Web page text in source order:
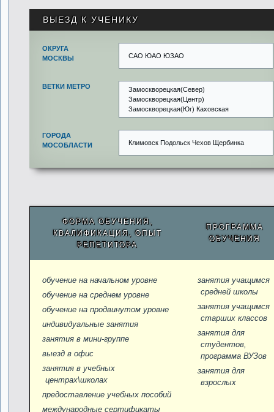
ВЫЕЗД К УЧЕНИКУ
ОКРУГА
МОСКВЫ
САО ЮАО ЮЗАО
ВЕТКИ МЕТРО
Замоскворецкая(Север)
Замоскворецкая(Центр)
Замоскворецкая(Юг) Каховская
ГОРОДА
МОСОБЛАСТИ
Климовск Подольск Чехов Щербинка
ФОРМА ОБУЧЕНИЯ,
КВАЛИФИКАЦИЯ, ОПЫТ
РЕПЕТИТОРА
ПРОГРАММА
ОБУЧЕНИЯ
обучение на начальном уровне
обучение на среднем уровне
обучение на продвинутом уровне
индивидуальные занятия
занятия в мини-группе
выезд в офис
занятия в учебных
центрах\школах
предоставление учебных пособий
международные сертификаты
занятия учащимся
средней школы
занятия учащимся
старших классов
занятия для
студентов,
программа ВУЗов
занятия для
взрослых